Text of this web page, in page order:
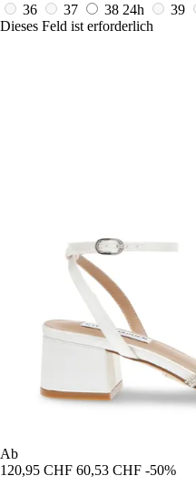
36
37 38 24h 39
Dieses Feld ist erforderlich
Ab
120,95 CHF 60,53 CHF -50%